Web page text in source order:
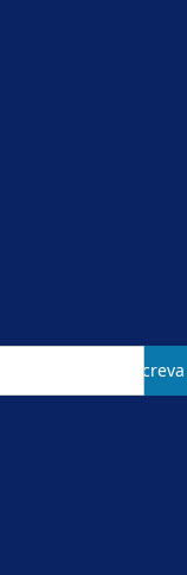
Subscreva